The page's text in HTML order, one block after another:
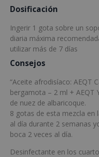
Dosificación
Ingerir 1 gota sobre un
diaria máxima
utilizar más de 7 días
Consejos
“Aceite afrodisíaco: AEQT
bergamota – 2 ml + AEQT
de nuez de albaricoque.
8 gotas de esta mezcla en
al día durante 2 semanas
boca 2 veces al día.
Desinfectante en los